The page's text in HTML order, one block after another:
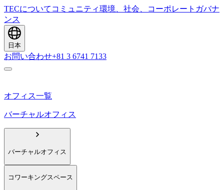
TECについて コミュニティ環境、社会、コーポレートガバナ
ンス
日本
お問い合わせ+81 3 6741 7133
オフィス一覧
バーチャルオフィス
バーチャルオフィス
コワーキングスペース